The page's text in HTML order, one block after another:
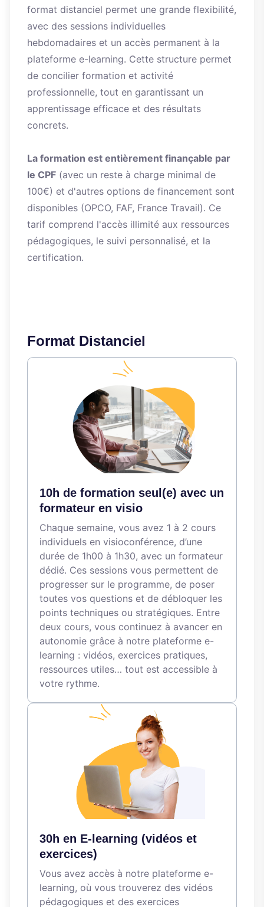
format distanciel permet une grande flexibilité,
avec des sessions individuelles
hebdomadaires et un accès permanent à la
plateforme e-learning. Cette structure permet
de concilier formation et activité
professionnelle, tout en garantissant un
apprentissage efficace et des résultats
concrets.
La formation est entièrement finançable par
le CPF (avec un reste à charge minimal de
100€) et d'autres options de financement sont
disponibles (OPCO, FAF, France Travail). Ce
tarif comprend l'accès illimité aux ressources
pédagogiques, le suivi personnalisé, et la
certification.
Format Distanciel
10h de formation seul(e) avec un
formateur en visio
Chaque semaine, vous avez 1 à 2 cours
individuels en visioconférence, d’une
durée de 1h00 à 1h30, avec un formateur
dédié. Ces sessions vous permettent de
progresser sur le programme, de poser
toutes vos questions et de débloquer les
points techniques ou stratégiques. Entre
deux cours, vous continuez à avancer en
autonomie grâce à notre plateforme e-
learning : vidéos, exercices pratiques,
ressources utiles… tout est accessible à
votre rythme.
30h en E-learning (vidéos et
exercices)
Vous avez accès à notre plateforme e-
learning, où vous trouverez des vidéos
pédagogiques et des exercices